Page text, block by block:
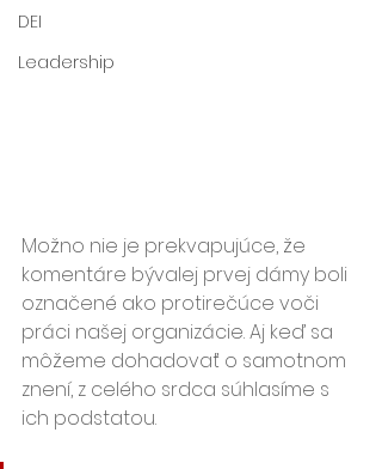
DEI
Leadership
Možno nie je prekvapujúce, že
komentáre bývalej prvej dámy boli
označené ako protirečúce voči
práci našej organizácie. Aj keď sa
môžeme dohadovať o samotnom
znení, z celého srdca súhlasíme s
ich podstatou.